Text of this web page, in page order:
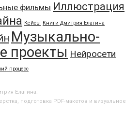
фильмы Иллюстрация
Кейсы Книги Дмитрия Елагина
Музыкально-
проекты Нейросети
процесс
Елагина.
подготовка PDF-макетов и визуальное